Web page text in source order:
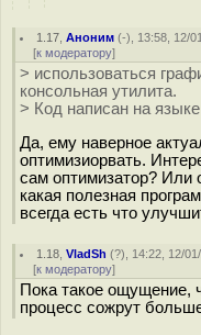
1.17 ,Аноним (-), 13:58, 12/
[к модератору]
> использоваться
консольная утилита.
> Код написан на
Да, ему наверное
оптимизиорвать.
сам оптимизатор? Или
какая полезная
всегда есть что
1.18 ,VladSh (?), 14:22, 12/
[к модератору]
Пока такое ощущение,
процесс сожрут